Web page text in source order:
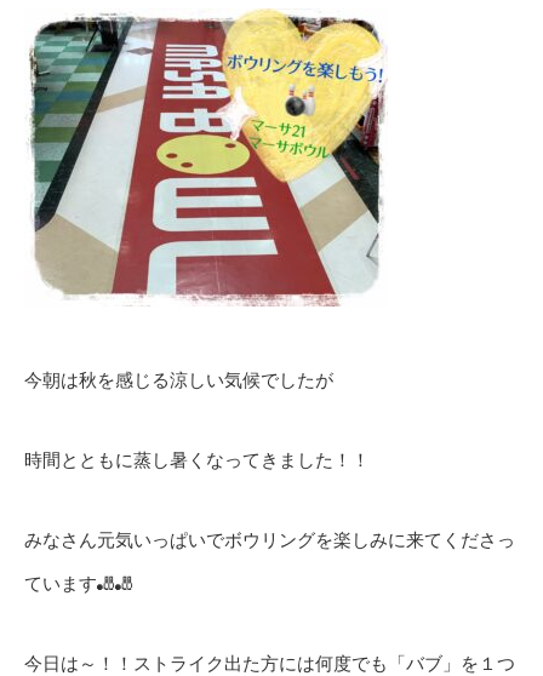
今朝は秋を感じる涼しい気候でしたが
時間とともに蒸し暑くなってきました！！
みなさん元気いっぱいでボウリングを楽しみに来てくださっ
ています🎳🎳
今日は～！！ストライク出た方には何度でも「バブ」を１つ